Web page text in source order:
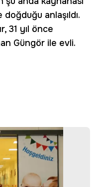
anlaşıldı.
31 yıl önce
Güngör ile evli.